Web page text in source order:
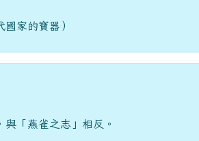
家的寶器）
「燕雀之志」相反。